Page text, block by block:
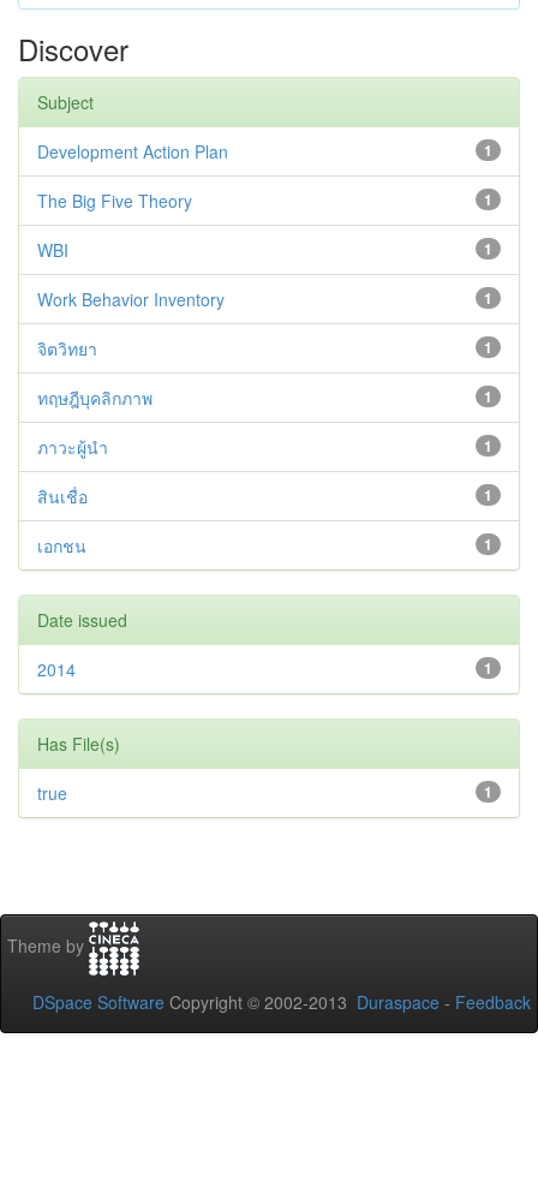
Discover
Subject
1
Development Action Plan
1
The Big Five Theory
1
WBI
1
Work Behavior Inventory
1
จิตวิทยา
1
ทฤษฎีบุคลิกภาพ
1
ภาวะผู้นำ
1
สินเชื่อ
1
เอกชน
Date issued
1
2014
Has File(s)
1
true
Theme by
DSpace Software Copyright © 2002-2013 Duraspace - Feedback